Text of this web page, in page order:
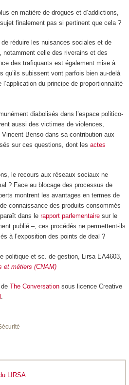
en matière de drogues et d’addictions,
finalement pas si pertinent que cela ?
réduire les nuisances sociales et de
notamment celle des riverains et des
des trafiquants est également mise à
qu’ils subissent vont parfois bien au-delà
l’application du principe de proportionnalité
diabolisés dans l’espace politico-
aussi des victimes de violences,
Vincent Benso dans sa contribution aux
sur ces questions, dont les actes
le recours aux réseaux sociaux ne
? Face au blocage des processus de
montrent les avantages en termes de
connaissance des produits consommés
dans le rapport parlementairesur le
publié –, ces procédés ne permettent-ils
à l’exposition des points de deal ?
politique et sc. de gestion, Lirsa EA4603,
et métiers (CNAM)
The Conversationsous licence Creative
.
LIRSA